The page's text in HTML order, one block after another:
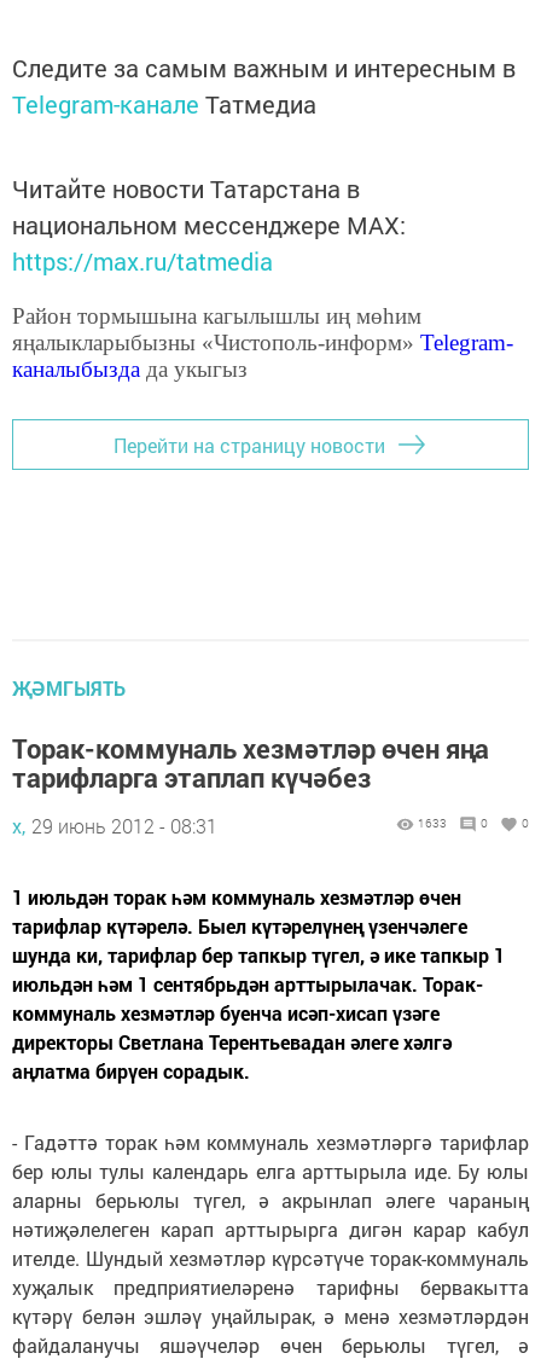
Следите за самым важным и интересным в
Telegram-канале Татмедиа
Читайте новости Татарстана в
национальном мессенджере MАХ:
https://max.ru/tatmedia
Район тормышына кагылышлы иң мөһим
яңалыкларыбызны «Чистополь-информ» Telegram-
каналыбызда да укыгыз
Перейти на страницу новости
ҖӘМГЫЯТЬ
Торак-коммуналь хезмәтләр өчен яңа
тарифларга этаплап күчәбез
х, 29 июнь 2012 - 08:31 1633 0 0
1 июльдән торак һәм коммуналь хезмәтләр өчен
тарифлар күтәрелә. Быел күтәрелүнең үзенчәлеге
шунда ки, тарифлар бер тапкыр түгел, ә ике тапкыр 1
июльдән һәм 1 сентябрьдән арттырылачак. Торак-
коммуналь хезмәтләр буенча исәп-хисап үзәге
директоры Светлана Терентьевадан әлеге хәлгә
аңлатма бирүен сорадык.
- Гадәттә торак һәм коммуналь хезмәтләргә тарифлар
бер юлы тулы календарь елга арттырыла иде. Бу юлы
аларны берьюлы түгел, ә акрынлап әлеге чараның
нәтиҗәлелеген карап арттырырга дигән карар кабул
ителде. Шундый хезмәтләр күрсәтүче торак-коммуналь
хуҗалык предприятиеләренә тарифны бервакытта
күтәрү белән эшләү уңайлырак, ә менә хезмәтләрдән
файдаланучы яшәүчеләр өчен берьюлы түгел, ә